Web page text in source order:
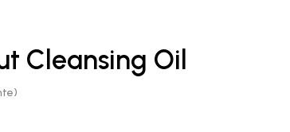
Cleansing Oil